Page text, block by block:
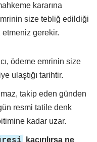
kararına
size tebliğ edildiği
gerekir.
ödeme emrinin size
ulaştığı tarihtir.
takip eden günden
resmi tatile denk
kadar uzar.
kaçırılırsa ne